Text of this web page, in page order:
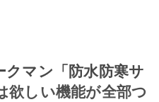
マン「防水防寒サ
欲しい機能が全部つ